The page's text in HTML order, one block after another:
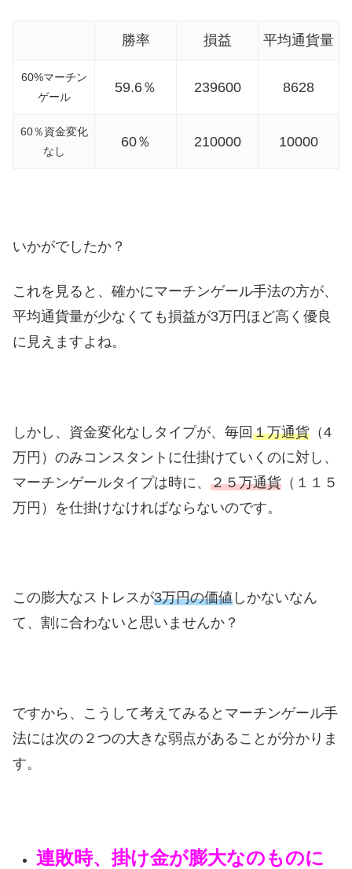
勝率 損益 平均通貨量
60%マーチン
ゲール
59.6％ 239600 8628
60％資金変化
なし
60％ 210000 10000
いかがでしたか？
これを見ると、確かにマーチンゲール手法の方が、
平均通貨量が少なくても損益が3万円ほど高く優良
に見えますよね。
しかし、資金変化なしタイプが、毎回１万通貨 （4
万円）のみコンスタントに仕掛けていくのに対し、
マーチンゲールタイプは時に、 ２５万通貨 （１１５
万円）を仕掛けなければならないのです。
この膨大なストレスが3万円の価値 しかないなん
て、割に合わないと思いませんか？
ですから、こうして考えてみるとマーチンゲール手
法には次の２つの大きな弱点があることが分かりま
す。
連敗時、掛け金が膨大なのものに